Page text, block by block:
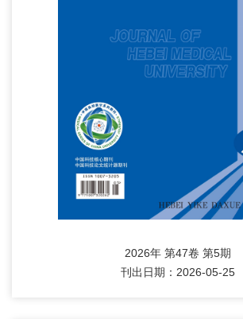
2026年 第47卷 第5期
刊出日期：2026-05-25